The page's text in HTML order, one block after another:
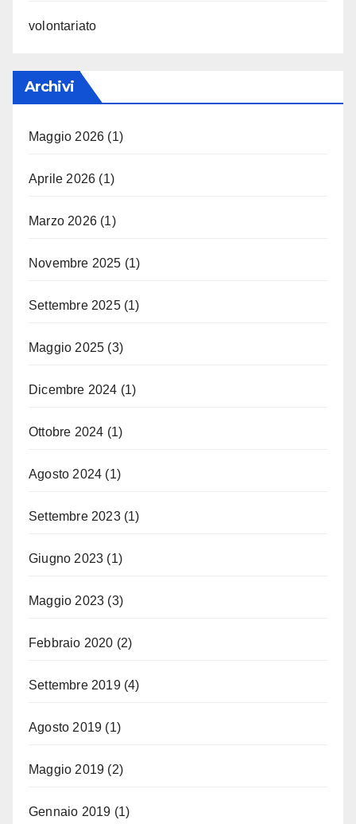
volontariato
Archivi
Maggio 2026 (1)
Aprile 2026 (1)
Marzo 2026 (1)
Novembre 2025 (1)
Settembre 2025(1)
Maggio 2025 (3)
Dicembre 2024 (1)
Ottobre 2024 (1)
Agosto 2024 (1)
Settembre 2023(1)
Giugno 2023 (1)
Maggio 2023 (3)
Febbraio 2020 (2)
Settembre 2019(4)
Agosto 2019 (1)
Maggio 2019 (2)
Gennaio 2019 (1)